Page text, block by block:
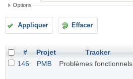
Options
Appliquer Effacer
# Projet Tracker
146
PMB Problèmes fonctionnels